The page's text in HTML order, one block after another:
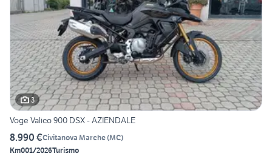
3
Voge Valico 900 DSX - AZIENDALE
8.990 €Civitanova Marche(MC)
Km001/2026Turismo